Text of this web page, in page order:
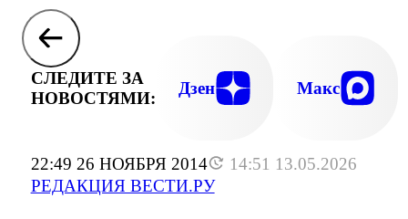
22:49 26 НОЯБРЯ 2014
14:51 13.05.2026
РЕДАКЦИЯ ВЕСТИ.РУ
СЛЕДИТЕ ЗА
НОВОСТЯМИ:
Дзен Макс